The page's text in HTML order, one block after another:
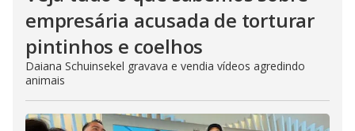
empresária acusada de torturar
pintinhos e coelhos
Daiana Schuinsekel gravava e vendia vídeos agredindo
animais